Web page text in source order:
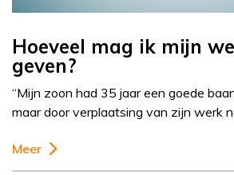
Hoeveel mag ik mijn
geven?
“Mijn zoon had 35 jaar een goede
maar door verplaatsing van zijn werk
Meer